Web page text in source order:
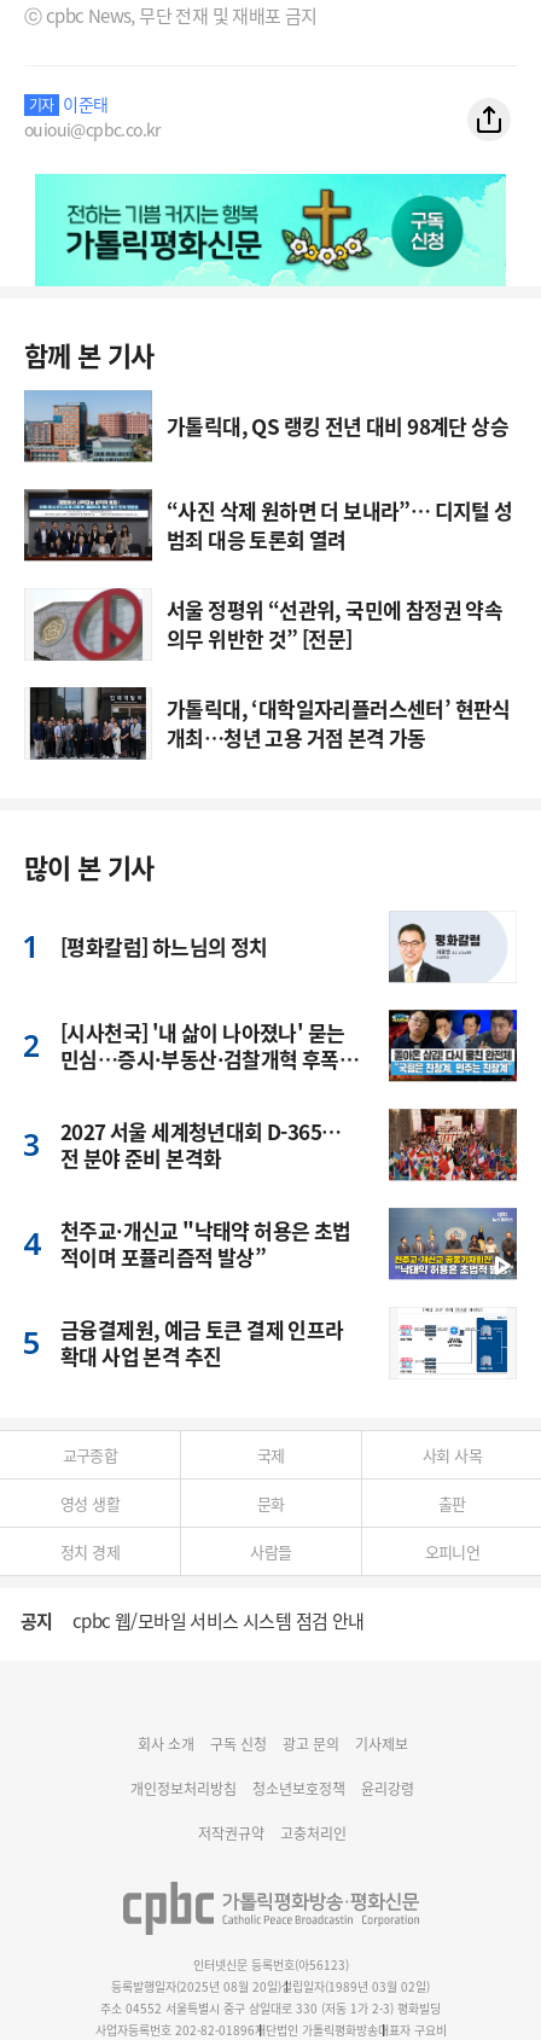
ⓒ cpbc News, 무단 전재 및 재배포 금지
기자 이준태
ouioui@cpbc.co.kr
함께 본 기사
가톨릭대, QS 랭킹 전년 대비 98계단 상승
“사진 삭제 원하면 더 보내라”… 디지털 성
범죄 대응 토론회 열려
서울 정평위 “선관위, 국민에 참정권 약속
의무 위반한 것” [전문]
가톨릭대, ‘대학일자리플러스센터’ 현판식
개최…청년 고용 거점 본격 가동
많이 본 기사
[평화칼럼] 하느님의 정치
[시사천국] '내 삶이 나아졌나' 묻는
민심…증시·부동산·검찰개혁 후폭
2027 서울 세계청년대회 D-365…
전 분야 준비 본격화
천주교·개신교 "낙태약 허용은 초법
적이며 포퓰리즘적 발상”
금융결제원, 예금 토큰 결제 인프라
확대 사업 본격 추진
교구종합 국제 사회 사목
영성 생활 문화 출판
정치 경제 사람들 오피니언
공지 cpbc 웹/모바일 서비스 시스템 점검 안내
명동 미디어큐브 & 1898 미디어월 공모전 수상작 발표
회사 소개 구독 신청 광고 문의 기사제보
개인정보처리방침 청소년보호정책 윤리강령
저작권규약 고충처리인
인터넷신문 등록번호(아56123)
등록발행일자(2025년 08월 20일)설립일자(1989년 03월 02일)
주소 04552 서울특별시 중구 삼일대로 330 (저동 1가 2-3) 평화빌딩
사업자등록번호 202-82-01896재단법인 가톨릭평화방송대표자 구요비